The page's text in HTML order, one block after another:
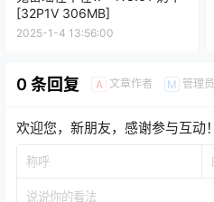
[32P1V 306MB]
2025-1-4 13:56:00
0 条回复 A 文章作者 M 管理员
欢迎您，新朋友，感谢参与互动！